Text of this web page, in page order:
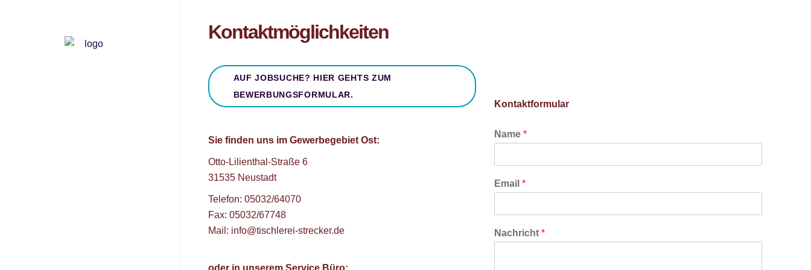
Kontaktmöglichkeiten
AUF JOBSUCHE? HIER GEHTS ZUM
BEWERBUNGSFORMULAR.
Sie finden uns im Gewerbegebiet Ost:
Otto-Lilienthal-Straße 6
31535 Neustadt
Telefon: 05032/64070
Fax: 05032/67748
Mail: info@tischlerei-strecker.de
oder in unserem Service Büro:
Kontaktformular
Name *
Email *
Nachricht *